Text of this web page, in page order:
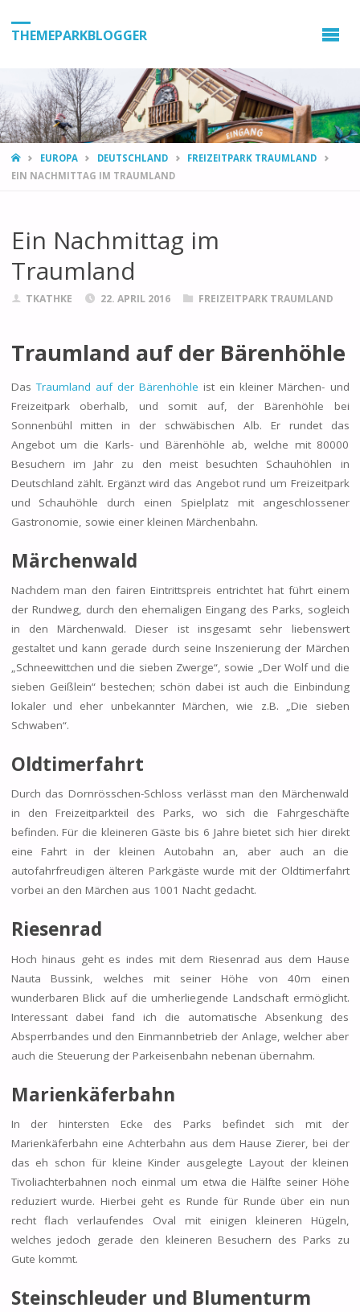
THEMEPARKBLOGGER
HOMEEUROPA DEUTSCHLAND
FREIZEITPARK TRAUMLAND
EIN NACHMITTAG IM TRAUMLAND
Ein Nachmittag im
Traumland
TKATHKE 22. APRIL 2016 FREIZEITPARK TRAUMLAND
Traumland auf der Bärenhöhle
DasTraumland auf der Bärenhöhle ist ein kleiner Märchen- und
Freizeitpark oberhalb, und somit auf, der Bärenhöhle bei
Sonnenbühl mitten in der schwäbischen Alb. Er rundet das
Angebot um die Karls- und Bärenhöhle ab, welche mit 80000
Besuchern im Jahr zu den meist besuchten Schauhöhlen in
Deutschland zählt. Ergänzt wird das Angebot rund um Freizeitpark
und Schauhöhle durch einen Spielplatz mit angeschlossener
Gastronomie, sowie einer kleinen Märchenbahn.
Märchenwald
Nachdem man den fairen Eintrittspreis entrichtet hat führt einem
der Rundweg, durch den ehemaligen Eingang des Parks, sogleich
in den Märchenwald. Dieser ist insgesamt sehr liebenswert
gestaltet und kann gerade durch seine Inszenierung der Märchen
„Schneewittchen und die sieben Zwerge“, sowie „Der Wolf und die
sieben Geißlein“ bestechen; schön dabei ist auch die Einbindung
lokaler und eher unbekannter Märchen, wie z.B. „Die sieben
Schwaben“.
Oldtimerfahrt
Durch das Dornrösschen-Schloss verlässt man den Märchenwald
in den Freizeitparkteil des Parks, wo sich die Fahrgeschäfte
befinden. Für die kleineren Gäste bis 6 Jahre bietet sich hier direkt
eine Fahrt in der kleinen Autobahn an, aber auch an die
autofahrfreudigen älteren Parkgäste wurde mit der Oldtimerfahrt
vorbei an den Märchen aus 1001 Nacht gedacht.
Riesenrad
Hoch hinaus geht es indes mit dem Riesenrad aus dem Hause
Nauta Bussink, welches mit seiner Höhe von 40m einen
wunderbaren Blick auf die umherliegende Landschaft ermöglicht.
Interessant dabei fand ich die automatische Absenkung des
Absperrbandes und den Einmannbetrieb der Anlage, welcher aber
auch die Steuerung der Parkeisenbahn nebenan übernahm.
Marienkäferbahn
In der hintersten Ecke des Parks befindet sich mit der
Marienkäferbahn eine Achterbahn aus dem Hause Zierer, bei der
das eh schon für kleine Kinder ausgelegte Layout der kleinen
Tivoliachterbahnen noch einmal um etwa die Hälfte seiner Höhe
reduziert wurde. Hierbei geht es Runde für Runde über ein nun
recht flach verlaufendes Oval mit einigen kleineren Hügeln,
welches jedoch gerade den kleineren Besuchern des Parks zu
Gute kommt.
Steinschleuder und Blumenturm